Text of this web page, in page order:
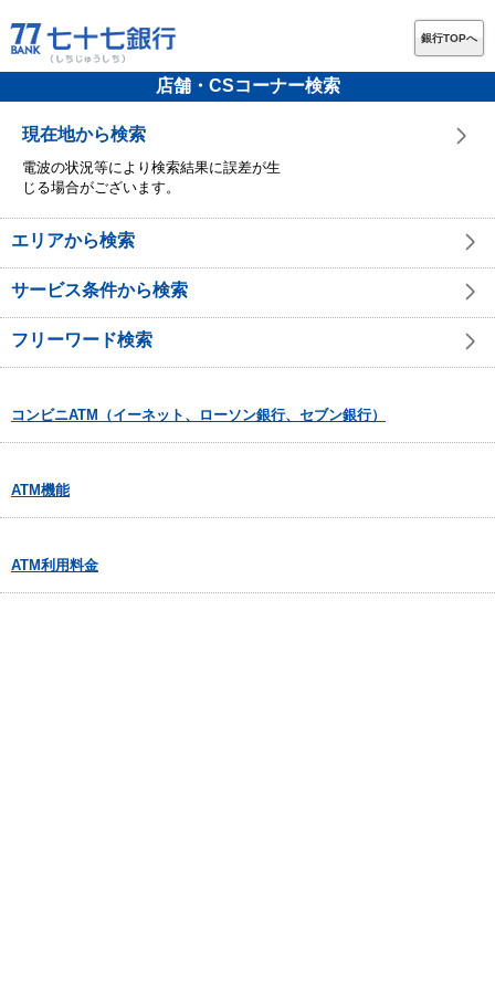
銀行TOPへ
店舗・CSコーナー検索
現在地から検索
電波の状況等により検索結果に誤差が生
じる場合がございます。
エリアから検索
サービス条件から検索
フリーワード検索
コンビニATM（イーネット、ローソン銀行、セブン銀行）
ATM機能
ATM利用料金